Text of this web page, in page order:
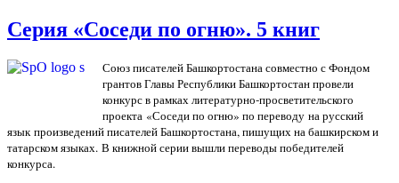
Серия «Соседи по огню». 5 книг
Союз писателей Башкортостана совместно с Фондом
грантов Главы Республики Башкортостан провели
конкурс в рамках литературно-просветительского
проекта «Соседи по огню» по переводу на русский
язык произведений писателей Башкортостана, пишущих на башкирском и
татарском языках. В книжной серии вышли переводы победителей
конкурса.